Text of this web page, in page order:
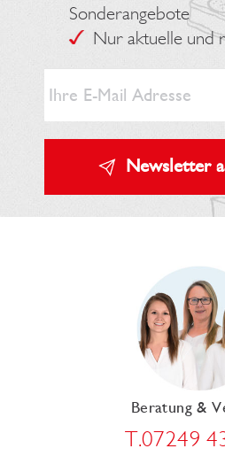
Sonderangebote
Nur aktuelle und
Newsletter
Beratung &
T.07249